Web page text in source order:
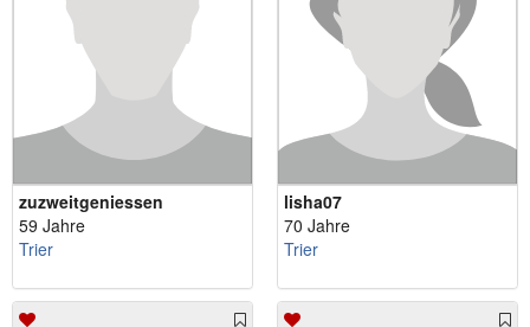
zuzweitgeniessen
59 Jahre
Trier
lisha07
70 Jahre
Trier